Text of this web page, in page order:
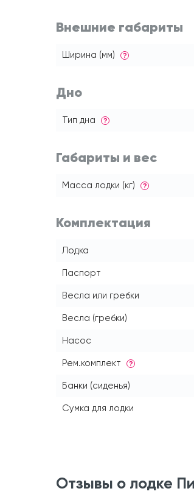
Внешние габариты
Ширина (мм) ?
Дно
Тип дна ?
Габариты и вес
Масса лодки (кг) ?
Комплектация
Лодка
Паспорт
Весла или гребки
Весла (гребки)
Насос
Рем.комплект ?
Банки (сиденья)
Сумка для лодки
Отзывы о лодке